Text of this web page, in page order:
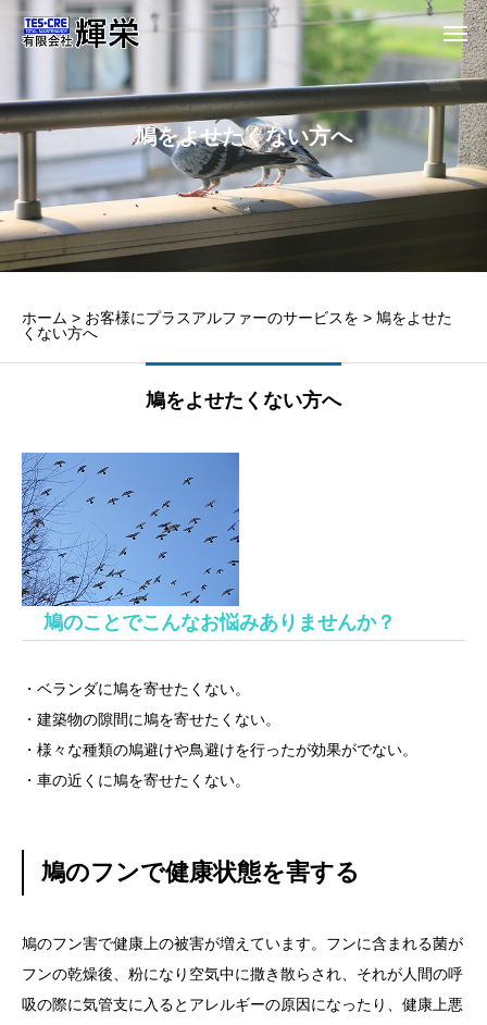
鳩をよせたくない方へ
ホーム > お客様にプラスアルファーのサービスを > 鳩をよせた
くない方へ
鳩をよせたくない方へ
鳩のことでこんなお悩みありませんか？
・ベランダに鳩を寄せたくない。
・建築物の隙間に鳩を寄せたくない。
・様々な種類の鳩避けや鳥避けを行ったが効果がでない。
・車の近くに鳩を寄せたくない。
鳩のフンで健康状態を害する
鳩のフン害で健康上の被害が増えています。フンに含まれる菌が
フンの乾燥後、粉になり空気中に撒き散らされ、それが人間の呼
吸の際に気管支に入るとアレルギーの原因になったり、健康上悪